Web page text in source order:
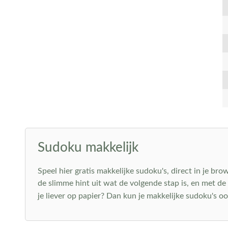
Sudoku makkelijk
Speel hier gratis makkelijke sudoku's, direct in je
de slimme hint uit wat de volgende stap is, en met
je liever op papier? Dan kun je makkelijke sudoku's